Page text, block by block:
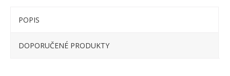
POPIS
DOPORUČENÉ PRODUKTY